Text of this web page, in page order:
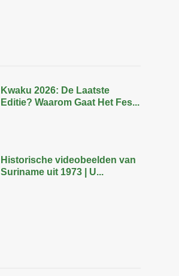
Kwaku 2026: De Laatste
Editie? Waarom Gaat Het Fes...
Historische videobeelden van
Suriname uit 1973 | U...